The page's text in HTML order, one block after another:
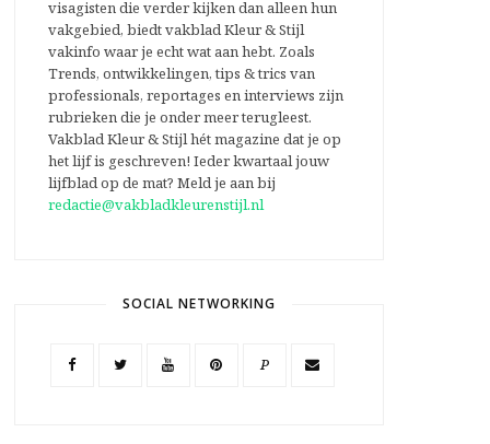
visagisten die verder kijken dan alleen hun
vakgebied, biedt vakblad Kleur & Stijl
vakinfo waar je echt wat aan hebt. Zoals
Trends, ontwikkelingen, tips & trics van
professionals, reportages en interviews zijn
rubrieken die je onder meer terugleest.
Vakblad Kleur & Stijl hét magazine dat je op
het lijf is geschreven! Ieder kwartaal jouw
lijfblad op de mat? Meld je aan bij
redactie@vakbladkleurenstijl.nl
SOCIAL NETWORKING
P